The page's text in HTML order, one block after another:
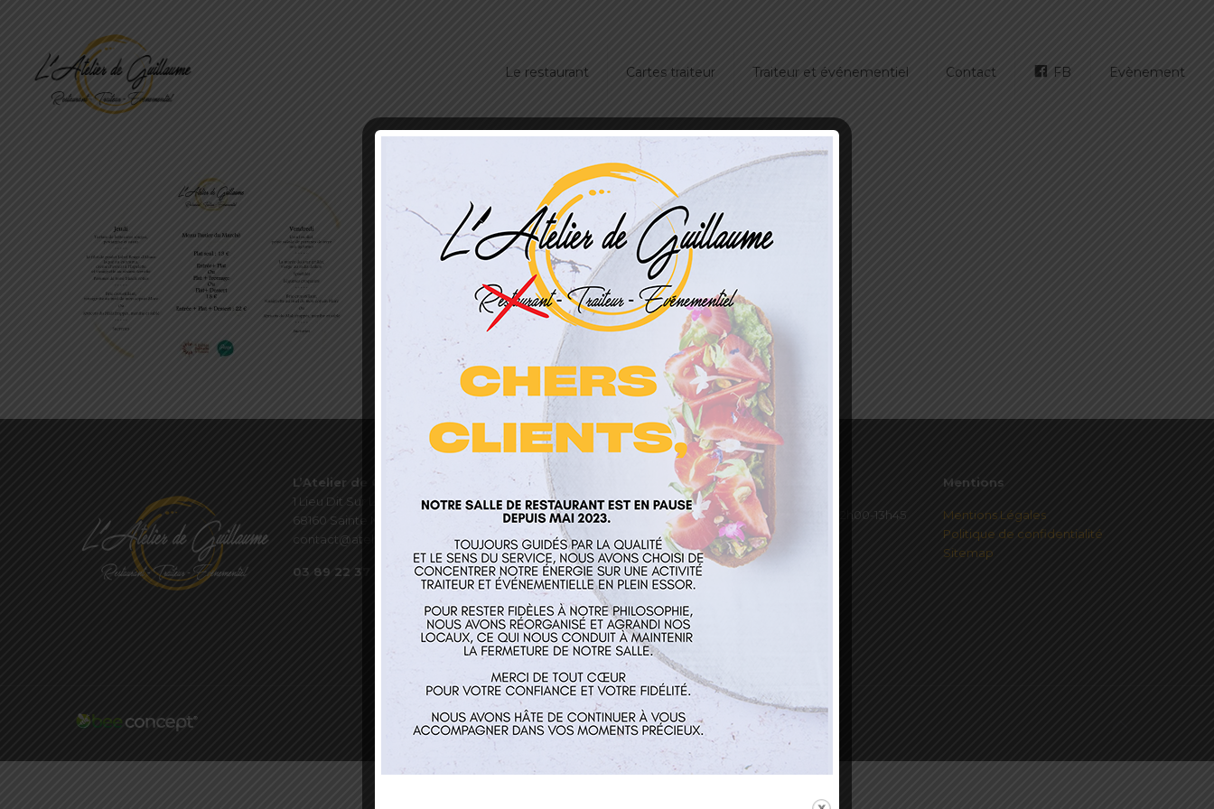
Le restaurant Cartes traiteur Traiteur et événementiel Contact FB Evènement
L’Atelier de Guillaume
1 Lieu Dit Sur Les Prés
68160 Sainte Marie Aux Mines
contact@atelierdeguillaume.fr
03 89 22 37 08
Nos services
Restaurant
Traiteur et événementiel
Contact
Horaires
Mardi au Vendredi 12h00-13h45
Mentions
Mentions Légales
Politique de confidentialité
Sitemap